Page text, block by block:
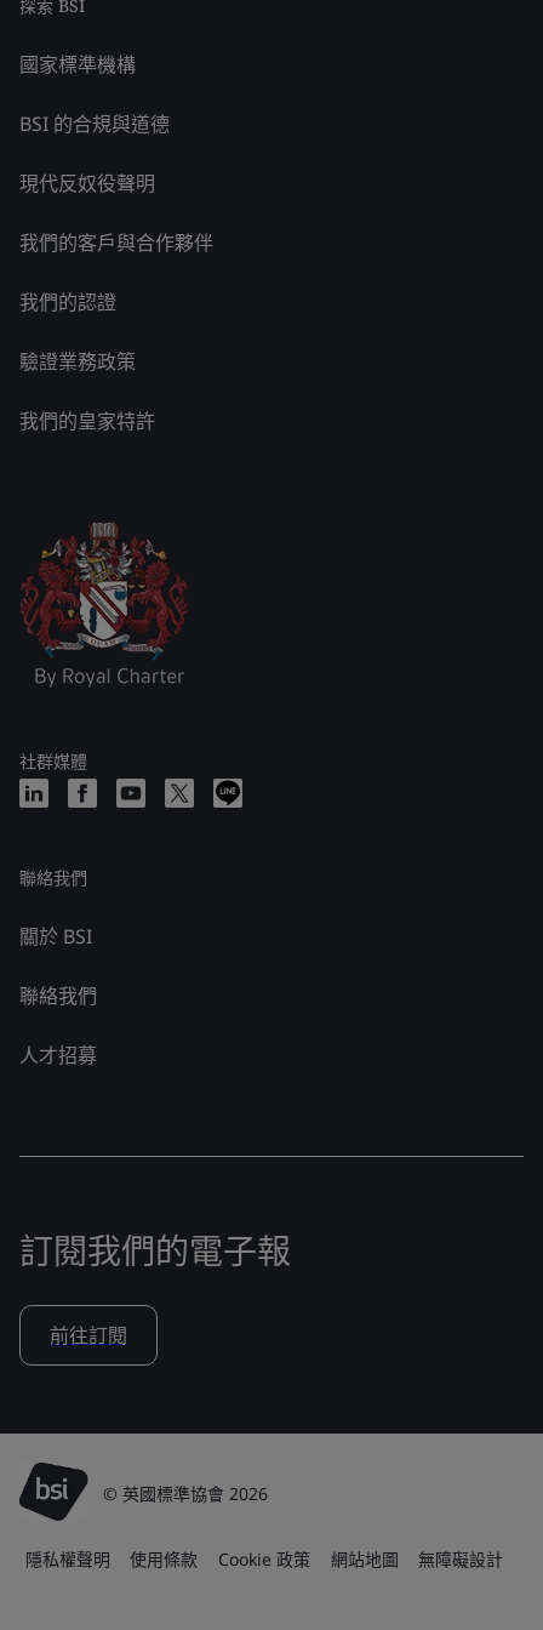
探索 BSI
國家標準機構
BSI 的合規與道德
現代反奴役聲明
我們的客戶與合作夥伴
我們的認證
驗證業務政策
我們的皇家特許
社群媒體
聯絡我們
關於 BSI
聯絡我們
人才招募
訂閱我們的電子報
前往訂閱
© 英國標準協會 2026
隱私權聲明 使用條款 Cookie 政策 網站地圖 無障礙設計